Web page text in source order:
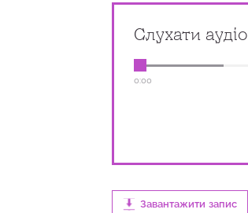
Слухати аудіо
0:00
Завантажити запис